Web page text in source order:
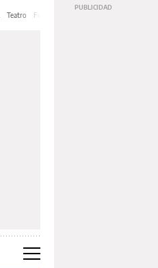
Teatro Feria de Editores